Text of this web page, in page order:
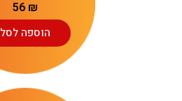
56 ₪
הוספה לסל